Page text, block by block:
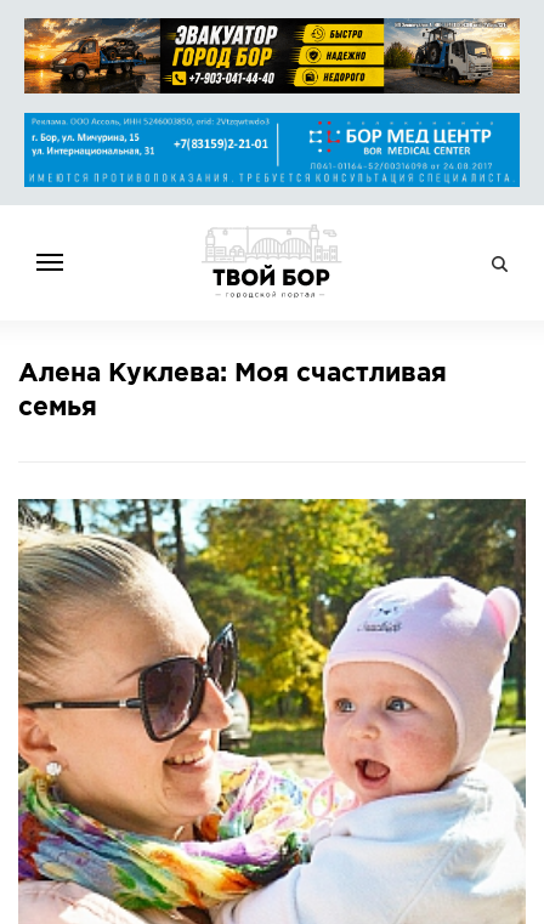
НОВОСТИ
АФИША
СПРАВКА
КАМЕРЫ
КОНКУРСЫ
СТАТЬИ
ГОЛОСОВАНИЯ
ПРЕДЛОЖИТЬ НОВОСТЬ
ФОТО
Алена Куклева: Моя счастливая
семья